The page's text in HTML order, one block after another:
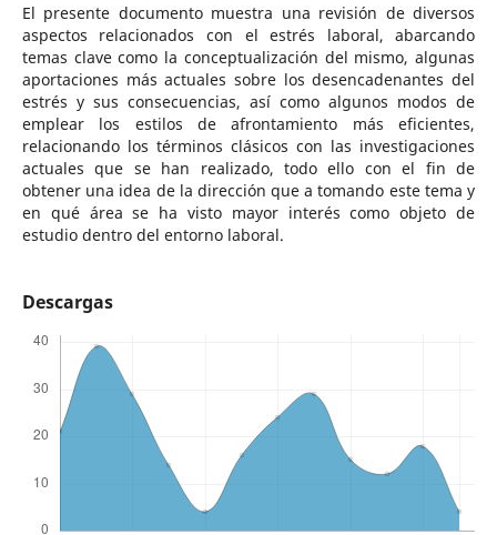
El presente documento muestra una revisión de diversos
aspectos relacionados con el estrés laboral, abarcando
temas clave como la conceptualización del mismo, algunas
aportaciones más actuales sobre los desencadenantes del
estrés y sus consecuencias, así como algunos modos de
emplear los estilos de afrontamiento más eficientes,
relacionando los términos clásicos con las investigaciones
actuales que se han realizado, todo ello con el fin de
obtener una idea de la dirección que a tomando este tema y
en qué área se ha visto mayor interés como objeto de
estudio dentro del entorno laboral.
Descargas